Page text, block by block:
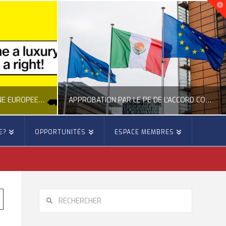
NOUVELLE INITIATIVE CITOYENNE EUROPÉENNE SUR LE LOGEMENT
LOGEMENT
APPROBATION PAR LE PE DE L’ACCORD COMMERCIAL ENTRE L’UE ET LE MEXIQUE
ACTION EXTÉRIEURE, ACTUALITÉ DE L'UNION EUROPÉENNE
JUILLET 22, 2026
OPPORTUNITÉS ESPACE MEMBRES